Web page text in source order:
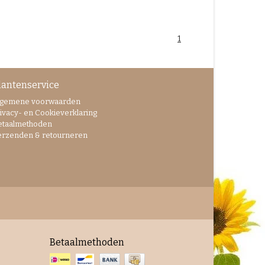
1
voorwaarden
en Cookieverklaring
& retourneren
Betaalmethoden